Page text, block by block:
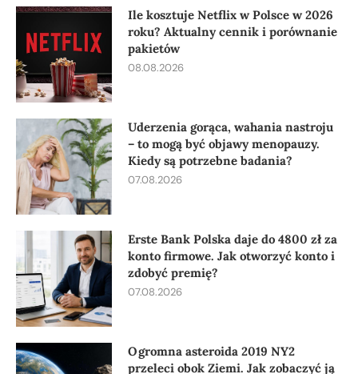
Ile kosztuje Netflix w Polsce w 2026
roku? Aktualny cennik i porównanie
pakietów
08.08.2026
Uderzenia gorąca, wahania nastroju
– to mogą być objawy menopauzy.
Kiedy są potrzebne badania?
07.08.2026
Erste Bank Polska daje do 4800 zł za
konto firmowe. Jak otworzyć konto i
zdobyć premię?
07.08.2026
Ogromna asteroida 2019 NY2
przeleci obok Ziemi. Jak zobaczyć ją